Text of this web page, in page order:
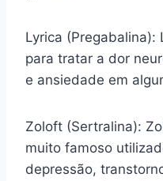
Lyrica (Pregabalina):
para tratar a dor
e ansiedade em
Zoloft (Sertralina):
muito famoso
depressão,